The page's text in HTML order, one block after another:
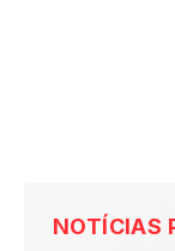
NOTÍCIAS